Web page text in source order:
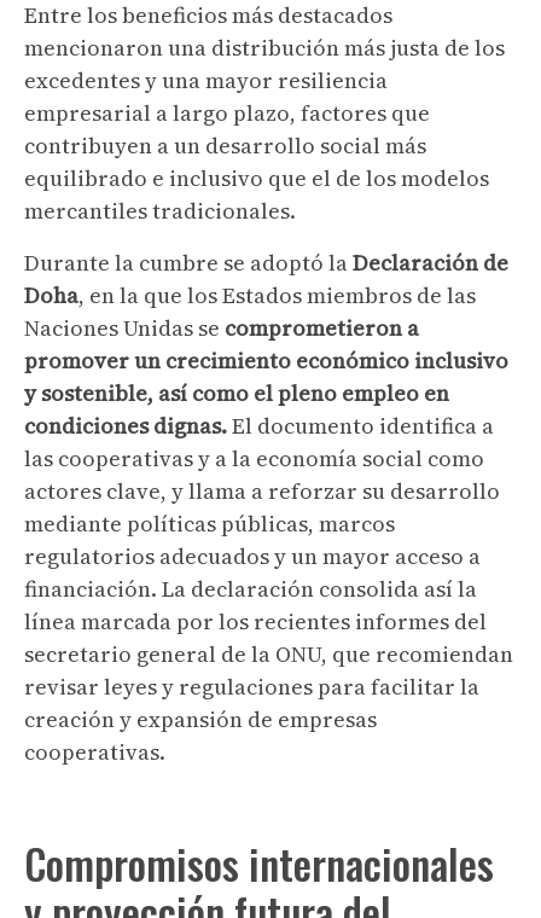
Entre los beneficios más destacados
mencionaron una distribución más justa de los
excedentes y una mayor resiliencia
empresarial a largo plazo, factores que
contribuyen a un desarrollo social más
equilibrado e inclusivo que el de los modelos
mercantiles tradicionales.
Durante la cumbre se adoptó laDeclaración de
Doha, en la que los Estados miembros de las
Naciones Unidas se comprometieron a
promover un crecimiento económico inclusivo
y sostenible, así como el pleno empleo en
condiciones dignas.El documento identifica a
las cooperativas y a la economía social como
actores clave, y llama a reforzar su desarrollo
mediante políticas públicas, marcos
regulatorios adecuados y un mayor acceso a
financiación. La declaración consolida así la
línea marcada por los recientes informes del
secretario general de la ONU, que recomiendan
revisar leyes y regulaciones para facilitar la
creación y expansión de empresas
cooperativas.
Compromisos internacionales